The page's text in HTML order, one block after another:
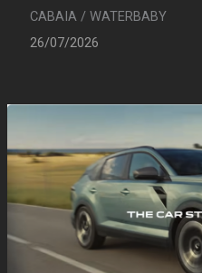
CABAIA / WATERBABY
26/07/2026